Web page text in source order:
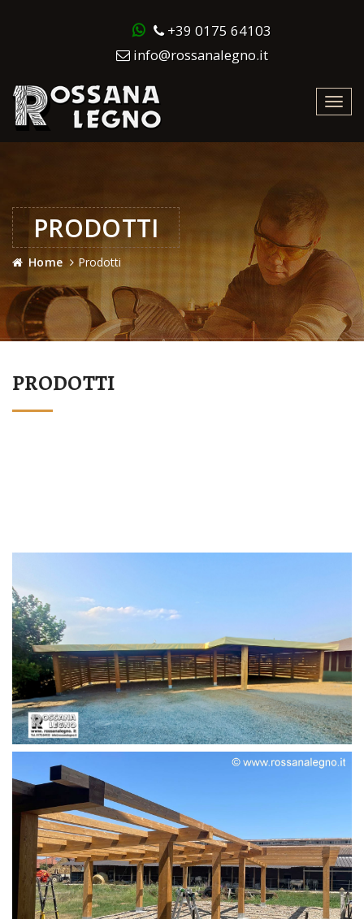
+39 0175 64103
info@rossanalegno.it
PRODOTTI
Home Prodotti
PRODOTTI
STRUTTURA